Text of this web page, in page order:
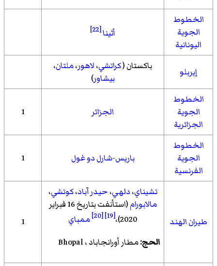
الخطوط
الجوية
اليونانية
أثينا[22]
إيربلو باكستان (كراتشي،لاهور،ملتان،
بيشاور)
الخطوط
الجوية
الجزائرية
الجزائر 1
الخطوط
الجوية
الفرنسية
باريس-شارل دو غول 1
طيران الهند
تشيناي،دلهي،حيدر آباد،كوتشي،
مالابورام
(استأنفت بتاريخ 16 فبراير
2020)، [19]
[20]
ممباي
الحج:مطار أورانجاباد،Bhopal
1